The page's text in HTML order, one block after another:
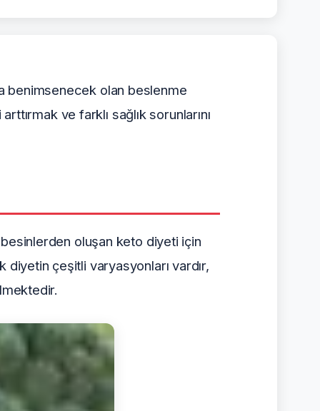
benimsenecek olan beslenme
ve farklı sağlık sorunlarını
oluşan keto diyeti için
çeşitli varyasyonları vardır,